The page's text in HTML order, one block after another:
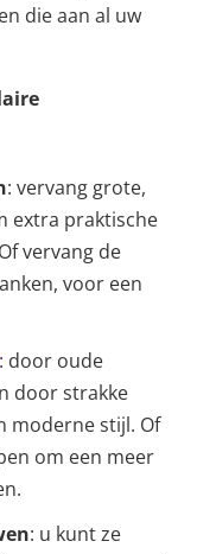
die aan al uw
: vervang grote,
extra praktische
vervang de
voor een
: door oude
door strakke
moderne stijl. Of
om een meer
: u kunt ze